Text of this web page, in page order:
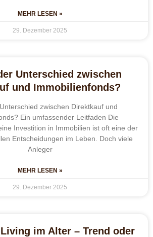
MEHR LESEN »
29. Dezember 2025
Unterschied zwischen
und Immobilienfonds?
zwischen Direktkauf und
Ein umfassender Leitfaden Die
Investition in Immobilien ist oft eine der
Entscheidungen im Leben. Doch viele
Anleger
MEHR LESEN »
29. Dezember 2025
im Alter – Trend oder